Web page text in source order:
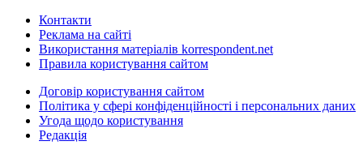
Контакти
Реклама на сайті
Використання матеріалів korrespondent.net
Правила користування сайтом
Договір користування сайтом
Політика у сфері конфіденційності і персональних даних
Угода щодо користування
Редакція